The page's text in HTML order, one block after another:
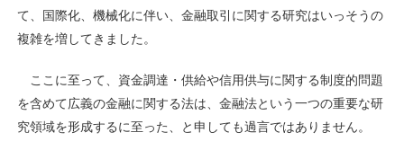
て、国際化、機械化に伴い、金融取引に関する研究はいっそうの
複雑を増してきました。
ここに至って、資金調達・供給や信用供与に関する制度的問題
を含めて広義の金融に関する法は、金融法という一つの重要な研
究領域を形成するに至った、と申しても過言ではありません。